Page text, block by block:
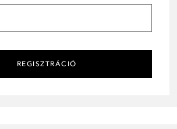
REGISZTRÁCIÓ